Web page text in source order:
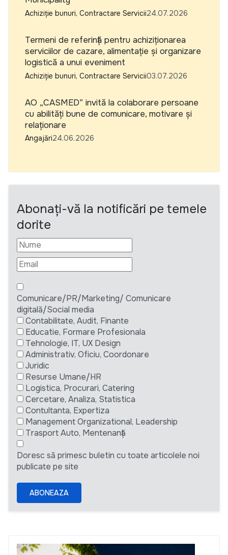
Achiziție bunuri, Contractare Servicii24.07.2026
Termeni de referință pentru achiziționarea
serviciilor de cazare, alimentație și organizare
logistică a unui eveniment
Achiziție bunuri, Contractare Servicii03.07.2026
AO „CASMED” invită la colaborare persoane
cu abilități bune de comunicare, motivare și
relaționare
Angajări24.06.2026
Abonați-vă la notificări pe temele
dorite
Comunicare/PR/Marketing/ Comunicare
digitală/Social media
Contabilitate, Audit, Finante
Educatie, Formare Profesionala
Tehnologie, IT, UX Design
Administrativ, Oficiu, Coordonare
Juridic
Resurse Umane/HR
Logistica, Procurari, Catering
Cercetare, Analiza, Statistica
Contultanta, Expertiza
Management Organizational, Leadership
Trasport Auto, Mentenanță
Doresc să primesc buletin cu toate articolele noi
publicate pe site
ABONEAZA